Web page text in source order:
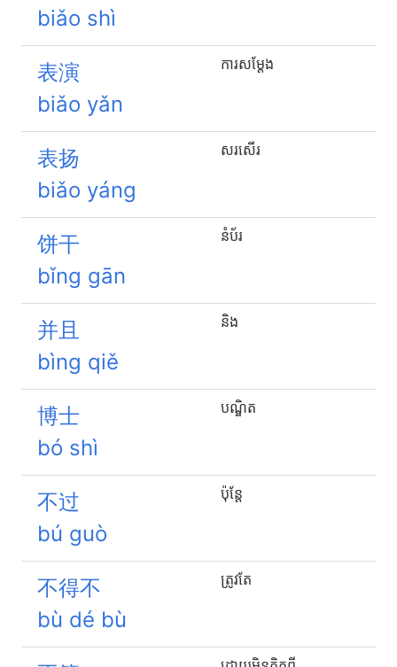
biǎo shì
表演
biǎo yǎn
ការសម្តែង
表扬
biǎo yáng
សរសើរ
饼干
bǐng gān
នំប័រ
并且
bìng qiě
និង
博士
bó shì
បណ្ឌិត
不过
bú guò
ប៉ុន្តែ
不得不
bù dé bù
ត្រូវតែ